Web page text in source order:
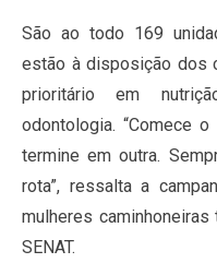
São ao todo 169
estão à disposição dos
prioritário em
odontologia. “Comece
termine em outra.
rota”, ressalta a
mulheres
SENAT.